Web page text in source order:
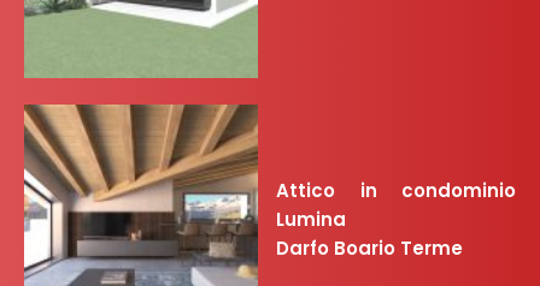
Attico in condominio
Lumina
Darfo Boario Terme